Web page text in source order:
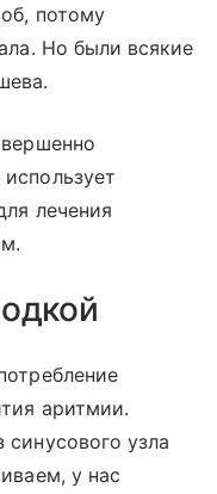
потому
Но были всякие
лечения
аритмии.
узла
у нас